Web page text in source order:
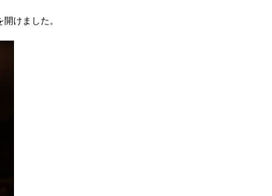
けました。